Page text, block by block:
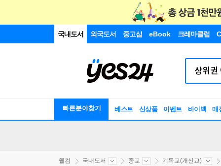
국내도서 외국도서 중고샵 eBook 크레마클럽
빠른분야찾기 베스트 신상품 이벤트 바이백 매
웰컴 국내도서 종교 기독교(개신교)